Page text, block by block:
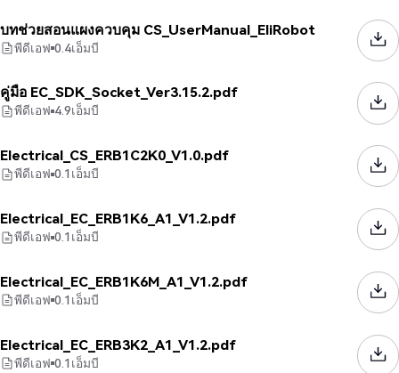
บทช่วยสอนแผงควบคุม CS_UserManual_EliRobot
พีดีเอฟ 0.4เอ็มบี
คู่มือ EC_SDK_Socket_Ver3.15.2.pdf
พีดีเอฟ 4.9เอ็มบี
Electrical_CS_ERB1C2K0_V1.0.pdf
พีดีเอฟ 0.1เอ็มบี
Electrical_EC_ERB1K6_A1_V1.2.pdf
พีดีเอฟ 0.1เอ็มบี
Electrical_EC_ERB1K6M_A1_V1.2.pdf
พีดีเอฟ 0.1เอ็มบี
Electrical_EC_ERB3K2_A1_V1.2.pdf
พีดีเอฟ 0.1เอ็มบี